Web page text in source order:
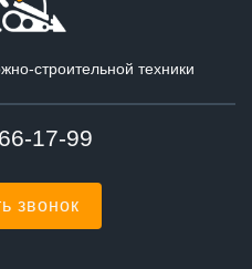
строительной техники
17-99
звонок